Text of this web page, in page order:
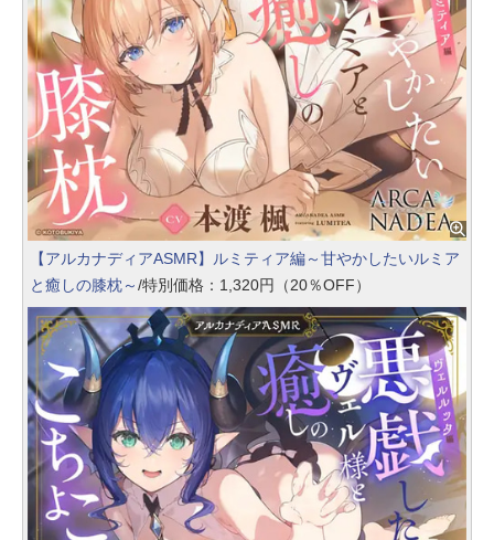
【アルカナディアASMR】ルミティア編～甘やかしたいルミア
と癒しの膝枕～/特別価格：1,320円（20％OFF）